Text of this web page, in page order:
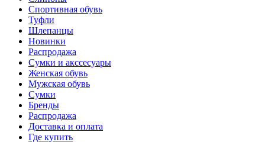
Спортивная обувь
Туфли
Шлепанцы
Новинки
Распродажа
Сумки и акссесуары
Женская обувь
Мужская обувь
Сумки
Бренды
Распродажа
Доставка и оплата
Где купить